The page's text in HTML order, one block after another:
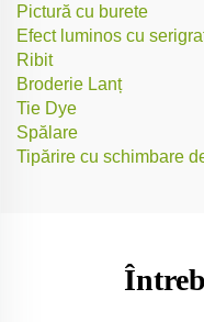
Pictură cu burete
Efect luminos cu
Ribit
Broderie Lanț
Tie Dye
Spălare
Tipărire cu schimbare